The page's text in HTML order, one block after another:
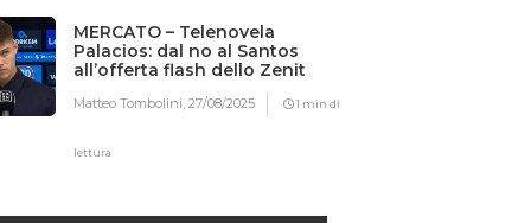
MERCATO – Telenovela
Palacios: dal no al Santos
all’offerta flash dello Zenit
Matteo Tombolini,27/08/2025 1 min di
lettura